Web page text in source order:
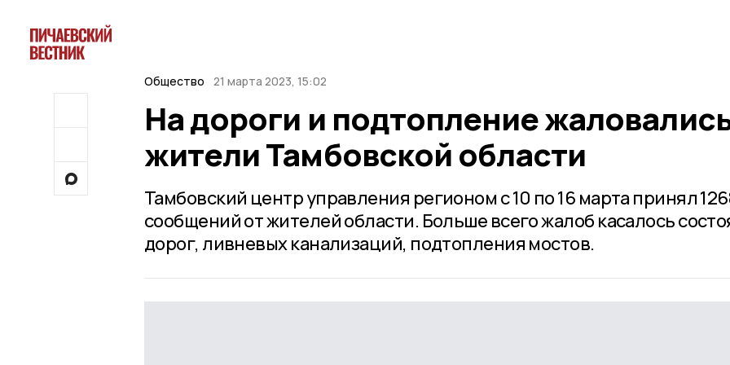
Общество 21 марта 2023, 15:02
На дороги и подтопление
жители Тамбовской области
Тамбовский центр управления регионом с 10 по 16 марта принял
сообщений от жителей области. Больше всего жалоб касалось
дорог, ливневых канализаций, подтопления мостов.